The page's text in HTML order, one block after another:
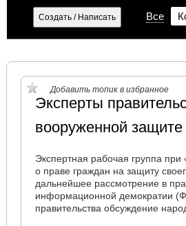
Все
Добавить топик в избранное
Эксперты
вооруженной
Экспертная рабочая группа
о праве граждан на защиту
дальнейшее рассмотрение в
информационной демократии
правительства обсуждение